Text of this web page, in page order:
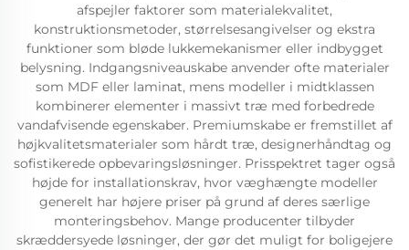
afspejler faktorer som materialekvalitet,
konstruktionsmetoder, størrelsesangivelser og ekstra
funktioner som bløde lukkemekanismer eller indbygget
belysning. Indgangsniveauskabe anvender ofte materialer
som MDF eller laminat, mens modeller i midtklassen
kombinerer elementer i massivt træ med forbedrede
vandafvisende egenskaber. Premiumskabe er fremstillet af
højkvalitetsmaterialer som hårdt træ, designerhåndtag og
sofistikerede opbevaringsløsninger. Prisspektret tager også
højde for installationskrav, hvor væghængte modeller
generelt har højere priser på grund af deres særlige
monteringsbehov. Mange producenter tilbyder
skræddersyede løsninger, der gør det muligt for boligejere